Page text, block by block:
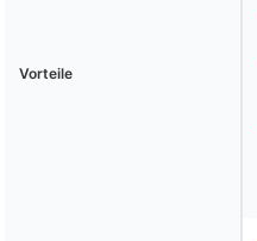
Vorteile